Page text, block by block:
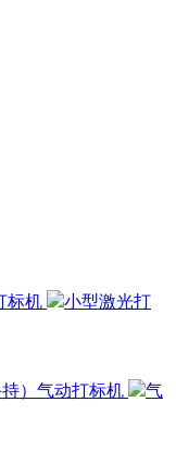
标机
小型激光打
）气动打标机
气